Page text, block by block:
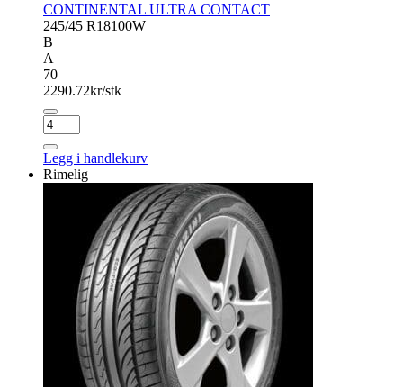
CONTINENTAL ULTRA CONTACT
245/45 R18100W
B
A
70
2290.72kr/stk
CONTINENTAL
ULTRA
CONTACT
antall
Legg i handlekurv
Rimelig